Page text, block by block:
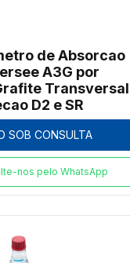
de Absorcao
A3G por
Transversal
D2 e SR
SOB CONSULTA
nos pelo WhatsApp